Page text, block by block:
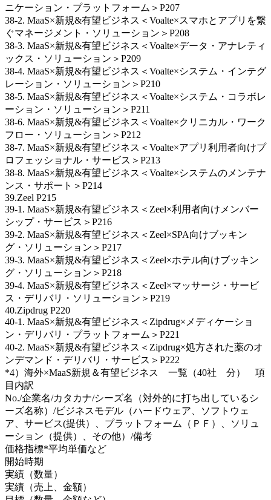
ニケーション・プラットフォーム＞P207
38-2. MaaS×新規&有望ビジネス＜Voalte×スマホとアプリを繋
ぐマネージメント・ソリューション＞P208
38-3. MaaS×新規&有望ビジネス＜Voalte×データ・アナレティ
ックス・ソリューション＞P209
38-4. MaaS×新規&有望ビジネス＜Voalte×システム・インテグ
レーション・ソリューション＞P210
38-5. MaaS×新規&有望ビジネス＜Voalte×システム・コラボレ
ーション・ソリューション＞P211
38-6. MaaS×新規&有望ビジネス＜Voalte×クリニカル・ワーク
フロー・ソリューション＞P212
38-7. MaaS×新規&有望ビジネス＜Voalte×アプリ利用者向けプ
ロフェッショナル・サービス＞P213
38-8. MaaS×新規&有望ビジネス＜Voalte×システムのメンテナ
ンス・サポート＞P214
39.Zeel P215
39-1. MaaS×新規&有望ビジネス＜Zeel×利用者向けメンバー
シップ・サービス＞P216
39-2. MaaS×新規&有望ビジネス＜Zeel×SPA向けブッキン
グ・ソリューション＞P217
39-3. MaaS×新規&有望ビジネス＜Zeel×ホテル向けブッキン
グ・ソリューション＞P218
39-4. MaaS×新規&有望ビジネス＜Zeel×マッサージ・サービ
ス・デリバリ・ソリューション＞P219
40.Zipdrug P220
40-1. MaaS×新規&有望ビジネス＜Zipdrug×メディケーショ
ン・デリバリ・プラットフォーム＞P221
40-2. MaaS×新規&有望ビジネス＜Zipdrug×処方された薬のオ
ンデマンド・デリバリ・サービス＞P222
*4）海外×MaaS新規＆有望ビジネス 一覧（40社 分） 項
目内訳
No./企業名/カタカナ/シーズ名（対外的に打ち出しているシ
ーズ名称）/ビジネスモデル（ハードウェア、ソフトウェ
ア、サービス(提供）、プラットフォーム（ＰＦ）、ソリュ
ーション（提供）、その他）/備考
価格指標*平均単価など
開始時期
実績（数量）
実績（売上、金額）